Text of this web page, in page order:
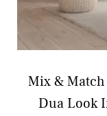
Mix & Match
Dua Look